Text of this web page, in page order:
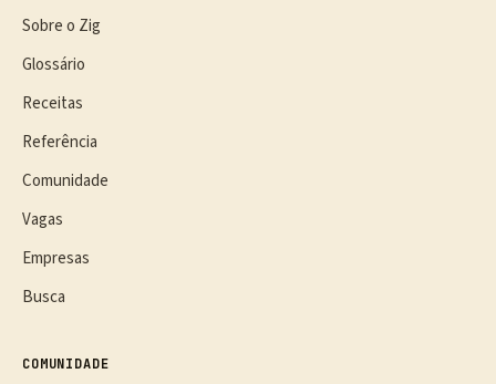
Sobre o Zig
Glossário
Receitas
Referência
Comunidade
Vagas
Empresas
Busca
COMUNIDADE